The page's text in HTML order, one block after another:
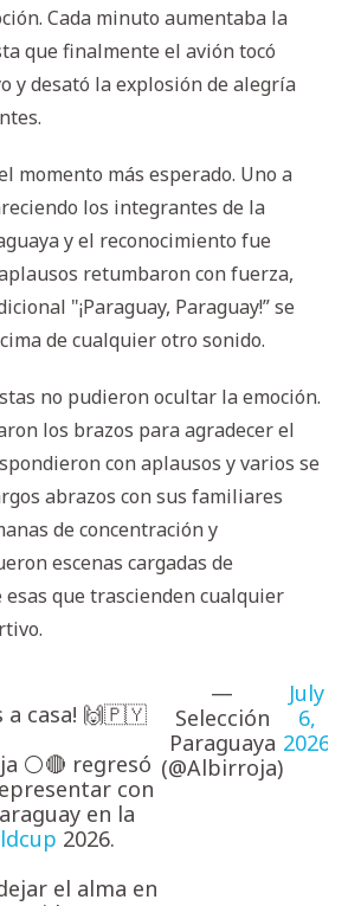
Cada minuto aumentaba la
que finalmente el avión tocó
y desató la explosión de alegría
momento más esperado. Uno a
los integrantes de la
y el reconocimiento fue
retumbaron con fuerza,
"¡Paraguay, Paraguay!” se
de cualquier otro sonido.
no pudieron ocultar la emoción.
los brazos para agradecer el
con aplausos y varios se
abrazos con sus familiares
de concentración y
escenas cargadas de
que trascienden cualquier
a casa! 🙌🇵🇾
⚪🔴 regresó
con
en la
2026.
el alma en
—
Selección
Paraguaya
(@Albirroja)
July
6,
2026